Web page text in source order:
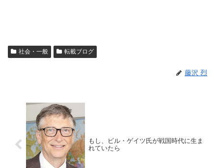
社会・一般 転載ブログ
藤沢 烈
もし、ビル・ゲイツ氏が戦国時代に生ま
れていたら